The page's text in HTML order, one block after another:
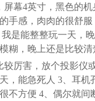
屏幕4英寸，黑色的
手感，肉肉的很舒
我是能整整玩一天，
糊，晚上还是比较清
较厉害，放个投影仪
，能急死人 3、耳
不方便 4、偶尔就